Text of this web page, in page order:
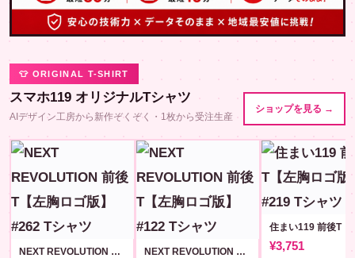
👕 ORIGINAL T-SHIRT
スマホ119 オリジナルTシャツ
AIデザイン工房から新作ぞくぞく・1枚から受注生産
ショップを見る →
NEXT REVOLUTION 前後T【左胸ロゴ版】#262 NEXT REVOLUTION 前後T【左胸ロゴ版】#122 ¥3,751